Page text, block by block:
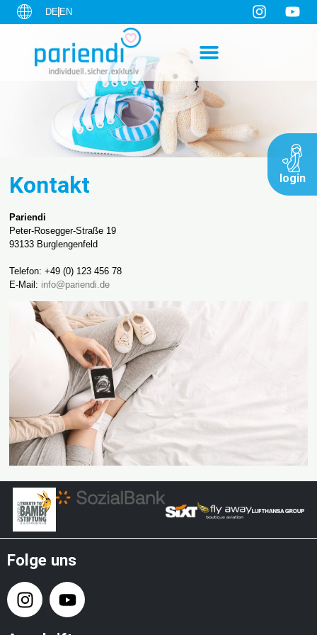
DE EN
login
Kontakt
Pariendi
Peter-Rosegger-Straße 19
93133 Burglengenfeld
Telefon: +49 (0) 123 456 78
E-Mail: info@pariendi.de
Folge uns